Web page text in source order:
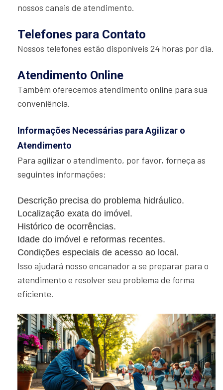
nossos canais de atendimento.
Telefones para Contato
Nossos telefones estão disponíveis 24 horas por dia.
Atendimento Online
Também oferecemos atendimento online para sua
conveniência.
Informações Necessárias para Agilizar o
Atendimento
Para agilizar o atendimento, por favor, forneça as
seguintes informações:
Descrição precisa do problema hidráulico.
Localização exata do imóvel.
Histórico de ocorrências.
Idade do imóvel e reformas recentes.
Condições especiais de acesso ao local.
Isso ajudará nosso encanador a se preparar para o
atendimento e resolver seu problema de forma
eficiente.